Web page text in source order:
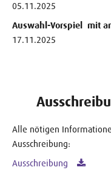
05.11.2025
Auswahl-Vorspiel mit
17.11.2025
Alle nötigen
Ausschreibung:
Ausschreibung